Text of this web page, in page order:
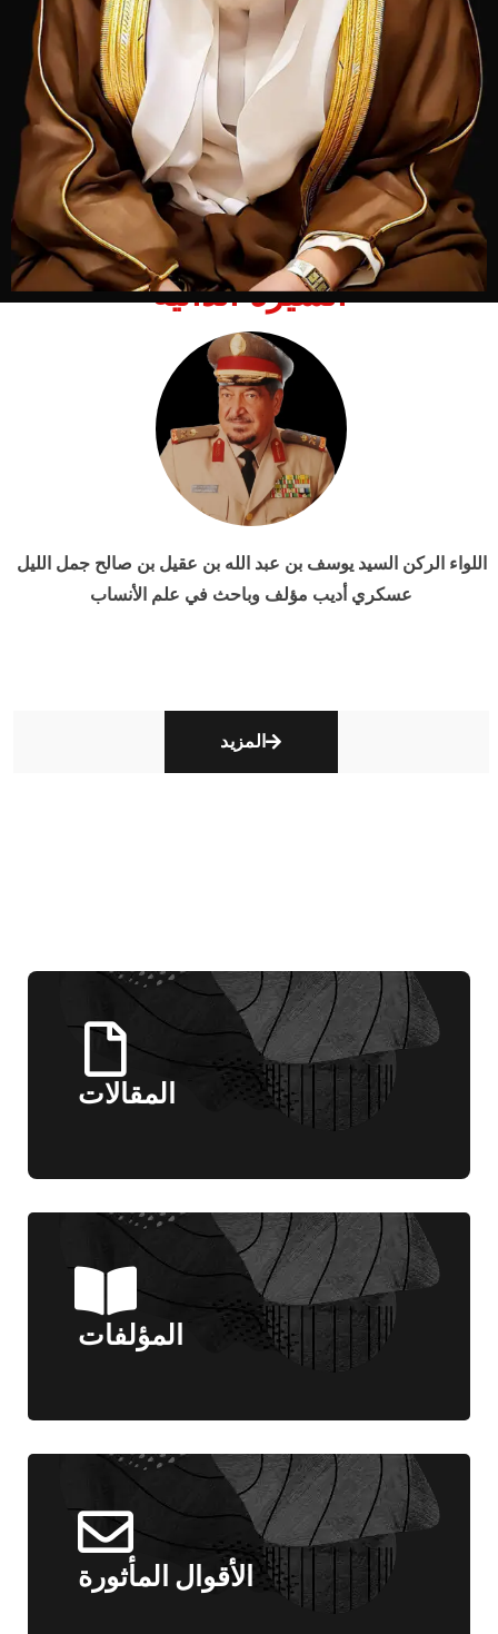
السيرة الذاتية
اللواء الركن السيد يوسف بن عبد الله بن عقيل بن صالح جمل الليل
عسكري أديب مؤلف وباحث في علم الأنساب
المزيد
المقالات
المؤلفات
الأقوال المأثورة